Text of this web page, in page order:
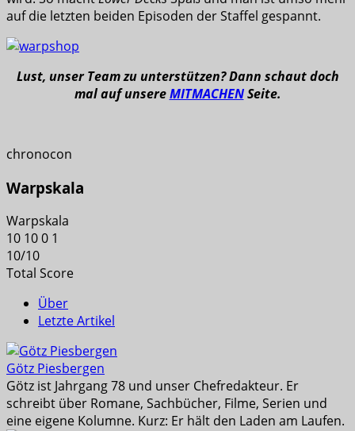
auf die letzten beiden Episoden der Staffel gespannt.
Lust, unser Team zu unterstützen? Dann schaut doch
mal auf unsereMITMACHENSeite.
chronocon
Warpskala
Warpskala
10 100 1
10/10
Total Score
Über
Letzte Artikel
Götz Piesbergen
Götz ist Jahrgang 78 und unser Chefredakteur. Er
schreibt über Romane, Sachbücher, Filme, Serien und
eine eigene Kolumne. Kurz: Er hält den Laden am Laufen.